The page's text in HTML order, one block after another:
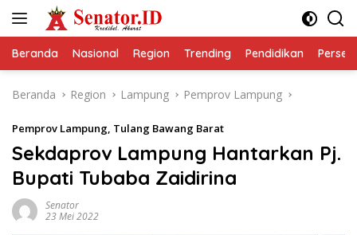
Beranda Nasional Region Trending Pendidikan
Beranda Region Lampung Pemprov Lampung
Pemprov Lampung, Tulang Bawang Barat
Sekdaprov Lampung Hantarkan Pj.
Bupati Tubaba Zaidirina
Senator
23 Mei 2022